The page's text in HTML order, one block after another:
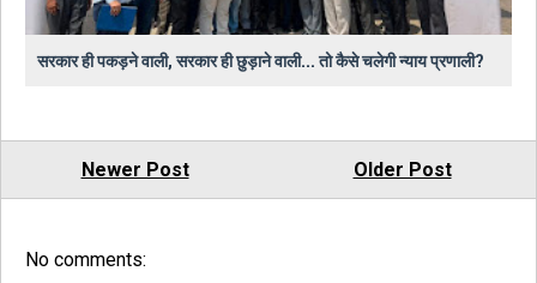
सरकार ही पकड़ने वाली, सरकार ही छुड़ाने वाली... तो कैसे चलेगी न्याय प्रणाली?
Newer Post Older Post
No comments: